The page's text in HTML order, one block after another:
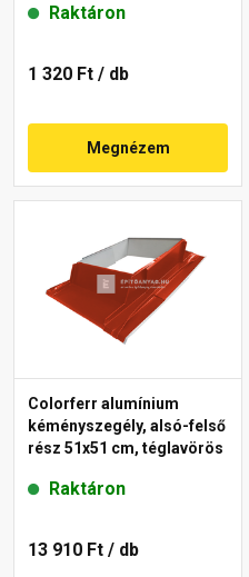
Raktáron
1 320 Ft / db
Megnézem
Colorferr alumínium
kéményszegély, alsó-felső
rész 51x51 cm, téglavörös
Raktáron
13 910 Ft / db